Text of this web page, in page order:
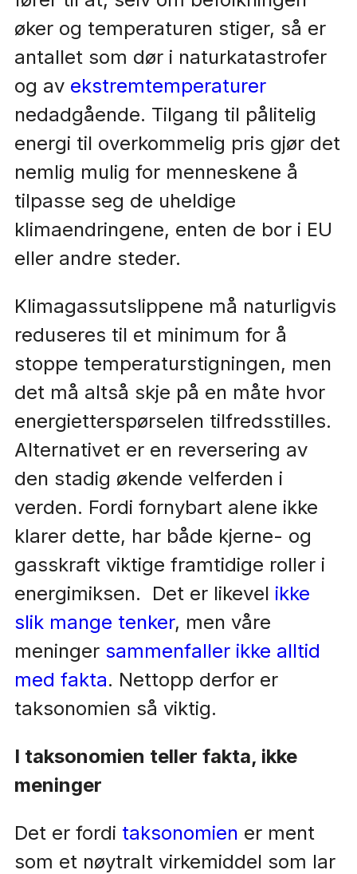
øker og temperaturen stiger, så er
antallet som dør i naturkatastrofer
og av ekstremtemperaturer
nedadgående. Tilgang til pålitelig
energi til overkommelig pris gjør det
nemlig mulig for menneskene å
tilpasse seg de uheldige
klimaendringene, enten de bor i EU
eller andre steder.
Klimagassutslippene må naturligvis
reduseres til et minimum for å
stoppe temperaturstigningen, men
det må altså skje på en måte hvor
energietterspørselen tilfredsstilles.
Alternativet er en reversering av
den stadig økende velferden i
verden. Fordi fornybart alene ikke
klarer dette, har både kjerne- og
gasskraft viktige framtidige roller i
energimiksen. Det er likevel ikke
slik mange tenker, men våre
meninger sammenfaller ikke alltid
med fakta. Nettopp derfor er
taksonomien så viktig.
I taksonomien teller fakta, ikke
meninger
Det er fordi taksonomien er ment
som et nøytralt virkemiddel som lar